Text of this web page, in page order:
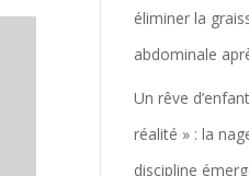
éliminer la
abdominale
Un rêve
réalité » : la
discipline